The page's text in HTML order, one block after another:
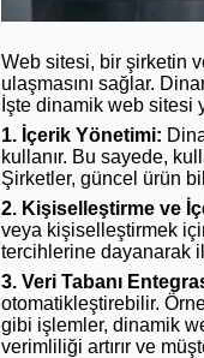
Web sitesi, bir şirketin
ulaşmasını sağlar.
İşte dinamik web sitesi
1. İçerik Yönetimi:
kullanır. Bu sayede,
Şirketler, güncel ürün
2. Kişiselleştirme ve
veya kişiselleştirmek
tercihlerine dayanarak
3. Veri Tabanı
otomatikleştirebilir.
gibi işlemler, dinamik
verimliliği artırır ve